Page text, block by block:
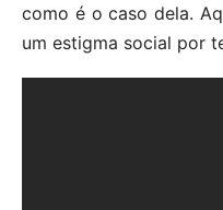
como é o caso dela.
um estigma social por